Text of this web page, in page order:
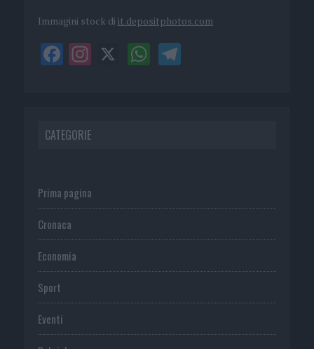
Immagini stock di it.depositphotos.com
CATEGORIE
Prima pagina
Cronaca
Economia
Sport
Eventi